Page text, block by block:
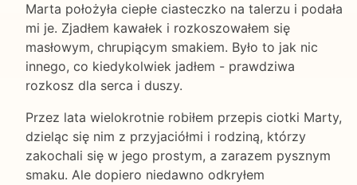
Marta położyła ciepłe ciasteczko na talerzu i podała
mi je. Zjadłem kawałek i rozkoszowałem się
masłowym, chrupiącym smakiem. Było to jak nic
innego, co kiedykolwiek jadłem - prawdziwa
rozkosz dla serca i duszy.
Przez lata wielokrotnie robiłem przepis ciotki Marty,
dzieląc się nim z przyjaciółmi i rodziną, którzy
zakochali się w jego prostym, a zarazem pysznym
smaku. Ale dopiero niedawno odkryłem